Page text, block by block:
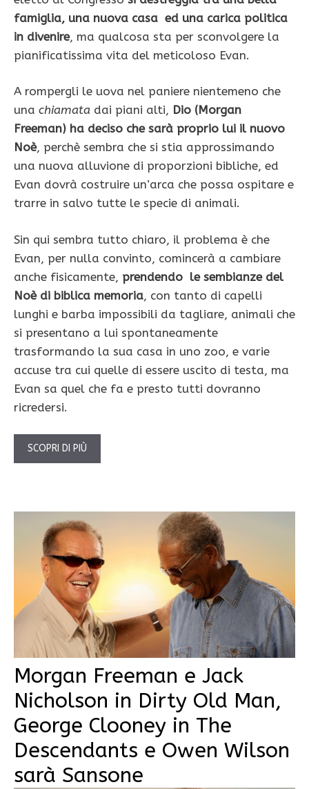
famiglia, una nuova casa ed una carica politica
in divenire, ma qualcosa sta per sconvolgere la
pianificatissima vita del meticoloso Evan.
A rompergli le uova nel paniere nientemeno che
una chiamata dai piani alti, Dio (Morgan
Freeman) ha deciso che sarà proprio lui il nuovo
Noè, perchè sembra che si stia approssimando
una nuova alluvione di proporzioni bibliche, ed
Evan dovrà costruire un’arca che possa ospitare e
trarre in salvo tutte le specie di animali.
Sin qui sembra tutto chiaro, il problema è che
Evan, per nulla convinto, comincerà a cambiare
anche fisicamente, prendendo le sembianze del
Noè di biblica memoria, con tanto di capelli
lunghi e barba impossibili da tagliare, animali che
si presentano a lui spontaneamente
trasformando la sua casa in uno zoo, e varie
accuse tra cui quelle di essere uscito di testa, ma
Evan sa quel che fa e presto tutti dovranno
ricredersi.
SCOPRI DI PIÙ
Morgan Freeman e Jack
Nicholson in Dirty Old Man,
George Clooney in The
Descendants e Owen Wilson
sarà Sansone